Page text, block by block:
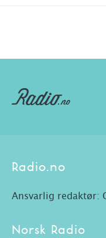
Radio.no
Ansvarlig redaktør:
Norsk Radio